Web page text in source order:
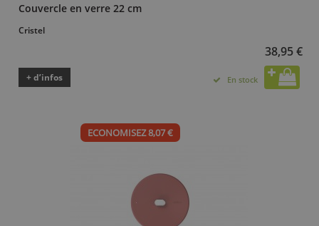
Couvercle en verre 22 cm
Cristel
38,95 €
+ d’infos En stock
ECONOMISEZ 8,07 €